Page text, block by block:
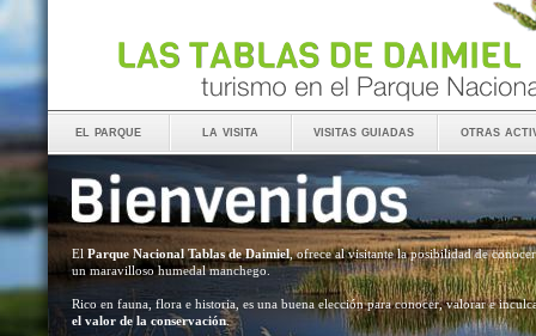
el parque la visita visitas guiadas otras
El Parque Nacional Tablas de Daimiel, ofrece al visitante la posibilidad de conocer
un maravilloso humedal manchego.
Rico en fauna, flora e historia, es una buena elección para conocer, valorar e
el valor de la conservación.